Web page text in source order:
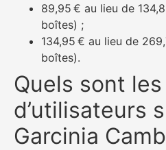
89,95 € au lieu de
boîtes) ;
134,95 € au lieu de
boîtes).
Quels sont
d’utilisateurs
Garcinia